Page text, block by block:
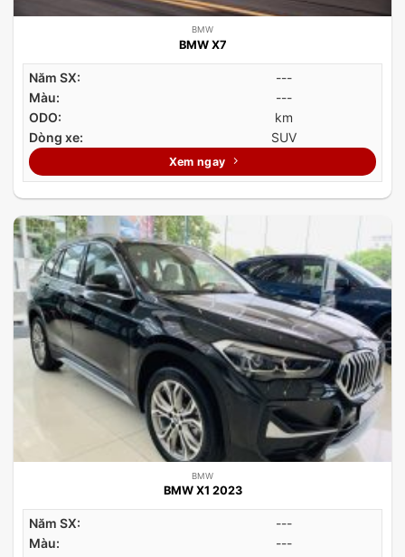
BMW
BMW X7
Năm SX:
---
Màu:
---
ODO:
km
Dòng xe:
SUV
Xem ngay
BMW
BMW X1 2023
Năm SX:
---
Màu:
---